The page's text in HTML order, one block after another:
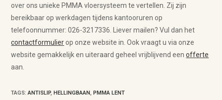
over ons unieke PMMA vloersysteem te vertellen. Zij zijn
bereikbaar op werkdagen tijdens kantooruren op
telefoonnummer: 026-3217336. Liever mailen? Vul dan het
contactformulierop onze website in. Ook vraagt u via onze
website gemakkelijk en uiteraard geheel vrijblijvend eenofferte
aan.
TAGS:ANTISLIP, HELLINGBAAN, PMMA LENT